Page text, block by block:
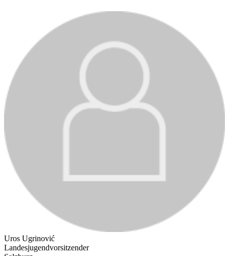
Uros Ugrinović
Landesjugendvorsitzender